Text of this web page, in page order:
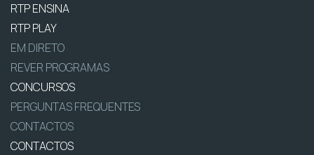
RTP ENSINA
RTP PLAY
EM DIRETO
REVER PROGRAMAS
CONCURSOS
PERGUNTAS FREQUENTES
CONTACTOS
CONTACTOS